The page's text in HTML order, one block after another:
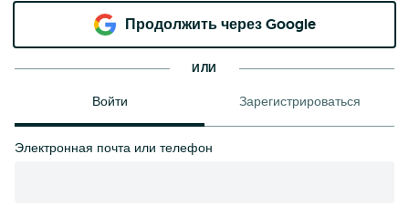
Продолжить через Google
ИЛИ
Войти Зарегистрироваться
Электронная почта или телефон